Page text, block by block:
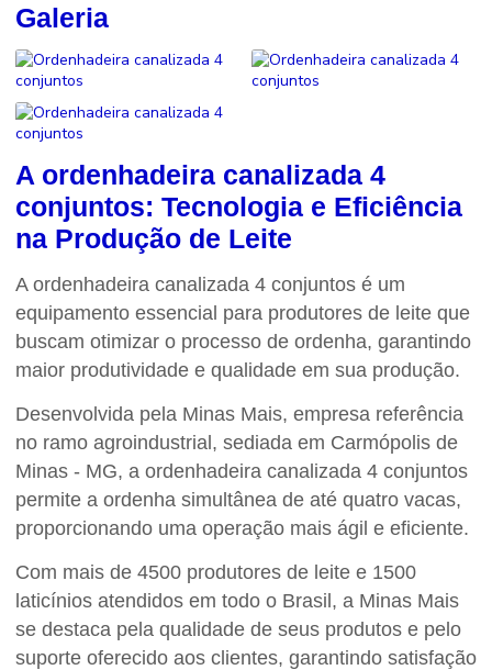
Galeria
A ordenhadeira canalizada 4
conjuntos: Tecnologia e Eficiência
na Produção de Leite
A ordenhadeira canalizada 4 conjuntos é um
equipamento essencial para produtores de leite que
buscam otimizar o processo de ordenha, garantindo
maior produtividade e qualidade em sua produção.
Desenvolvida pela Minas Mais, empresa referência
no ramo agroindustrial, sediada em Carmópolis de
Minas - MG, a ordenhadeira canalizada 4 conjuntos
permite a ordenha simultânea de até quatro vacas,
proporcionando uma operação mais ágil e eficiente.
Com mais de 4500 produtores de leite e 1500
laticínios atendidos em todo o Brasil, a Minas Mais
se destaca pela qualidade de seus produtos e pelo
suporte oferecido aos clientes, garantindo satisfação